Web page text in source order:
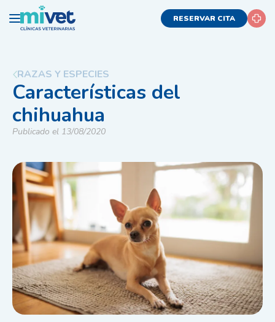
RESERVAR CITA
RAZAS Y ESPECIES
Características del
chihuahua
Publicado el 13/08/2020